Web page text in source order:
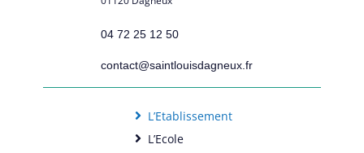
04 72 25 12 50
contact@saintlouisdagneux.fr
L’Etablissement
L’Ecole